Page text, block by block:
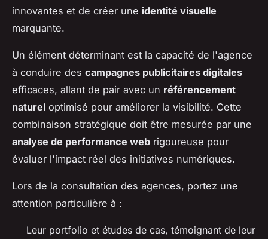
innovantes et de créer une identité visuelle
marquante.
Un élément déterminant est la capacité de l'agence
à conduire des campagnes publicitaires digitales
efficaces, allant de pair avec un référencement
naturel optimisé pour améliorer la visibilité. Cette
combinaison stratégique doit être mesurée par une
analyse de performance web rigoureuse pour
évaluer l'impact réel des initiatives numériques.
Lors de la consultation des agences, portez une
attention particulière à :
Leur portfolio et études de cas, témoignant de leur